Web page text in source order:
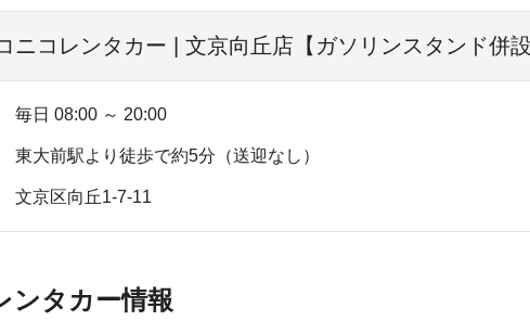
ニコレンタカー | 文京向丘店【ガソリンスタンド併
毎日 08:00 ～ 20:00
東大前駅より徒歩で約5分（送迎なし）
文京区向丘1-7-11
ンタカー情報